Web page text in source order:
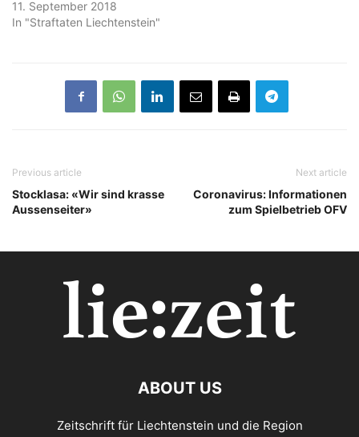
11. September 2018
In "Straftaten Liechtenstein"
Previous article
Stocklasa: «Wir sind krasse
Aussenseiter»
Next article
Coronavirus: Informationen
zum Spielbetrieb OFV
ABOUT US
Zeitschrift für Liechtenstein und die Region